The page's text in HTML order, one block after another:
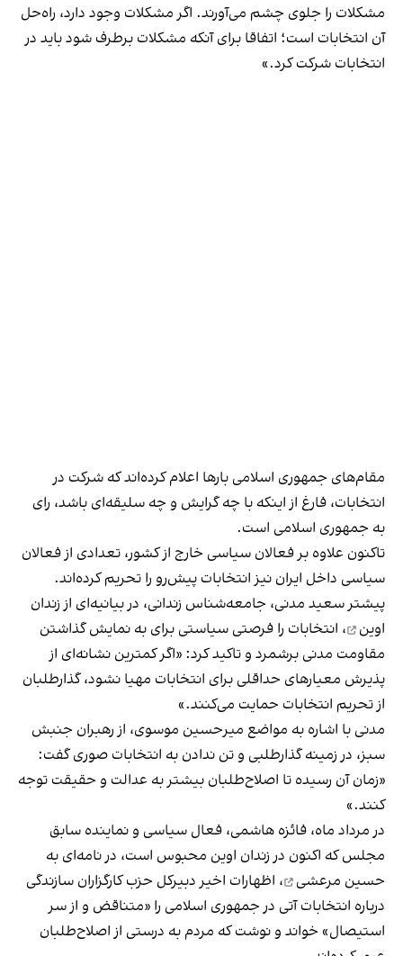
مشکلات را جلوی چشم می‌آورند. اگر مشکلات وجود دارد، راه‌حل
آن انتخابات است؛ اتفاقا برای آنکه مشکلات برطرف شود باید در
انتخابات شرکت کرد.»
مقام‌های جمهوری اسلامی بارها اعلام کرده‌اند که شرکت در
انتخابات، فارغ از اینکه با چه گرایش و چه سلیقه‌ای باشد، رای
به جمهوری اسلامی است.
تاکنون علاوه بر فعالان سیاسی خارج از کشور، تعدادی از فعالان
سیاسی داخل ایران نیز انتخابات پیش‌رو را تحریم کرده‌اند.
پیشتر سعید مدنی، جامعه‌شناس زندانی، در بیانیه‌ای از زندان
اوین
، انتخابات را فرصتی سیاستی برای به نمایش گذاشتن
مقاومت مدنی برشمرد و تاکید کرد: «اگر کمترین نشانه‌ای از
پذیرش معیارهای حداقلی برای انتخابات مهیا نشود، گذارطلبان
از تحریم انتخابات حمایت می‌کنند.»
مدنی با اشاره به مواضع میرحسین موسوی، از رهبران جنبش
سبز، در زمینه گذارطلبی و تن ندادن به انتخابات صوری گفت:
«زمان آن رسیده تا اصلاح‌طلبان بیشتر به عدالت و حقیقت توجه
کنند.»
در مرداد ماه، فائزه هاشمی، فعال سیاسی و نماینده سابق
مجلس که اکنون در زندان اوین محبوس است، در نامه‌ای به
حسین مرعشی
، اظهارات اخیر دبیرکل حزب کارگزاران سازندگی
درباره انتخابات آتی در جمهوری اسلامی را «متناقض و از سر
استیصال» خواند و نوشت که مردم به درستی از اصلاح‌طلبان